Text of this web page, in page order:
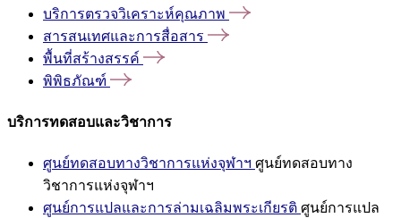
บริการตรวจวิเคราะห์คุณภาพ
สารสนเทศและการสื่อสาร
พื้นที่สร้างสรรค์
พิพิธภัณฑ์
บริการทดสอบและวิชาการ
ศูนย์ทดสอบทางวิชาการแห่งจุฬาฯ ศูนย์ทดสอบทาง
วิชาการแห่งจุฬาฯ
ศูนย์การแปลและการล่ามเฉลิมพระเกียรติ ศูนย์การแปล